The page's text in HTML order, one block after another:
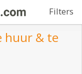
Filters
huur & te